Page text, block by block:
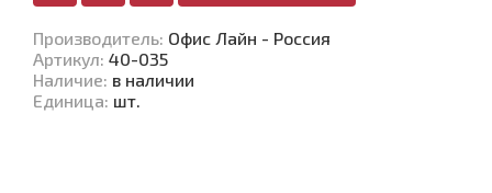
Производитель: Офис Лайн - Россия
Артикул: 40-035
Наличие: в наличии
Единица: шт.